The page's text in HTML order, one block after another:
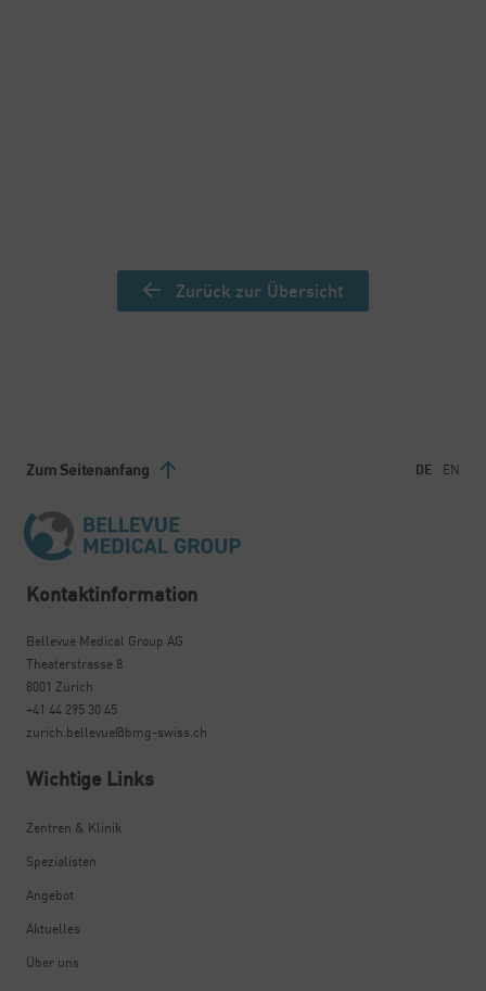
Zurück zur Übersicht
Zum Seitenanfang DE EN
Kontaktinformation
Bellevue Medical Group AG
Theaterstrasse 8
8001 Zürich
+41 44 295 30 45
zurich.bellevue@bmg-swiss.ch
Wichtige Links
Zentren & Klinik
Spezialisten
Angebot
Aktuelles
Über uns